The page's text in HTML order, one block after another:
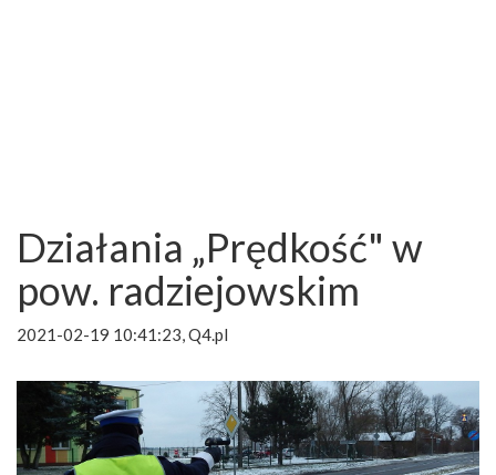
Działania „Prędkość" w
pow. radziejowskim
2021-02-19 10:41:23, Q4.pl